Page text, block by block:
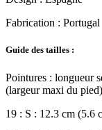
Fabrication : Portugal
Guide des tailles :
Pointures : longueur
(largeur maxi du pied)
19 : S : 12.3 cm (5.6